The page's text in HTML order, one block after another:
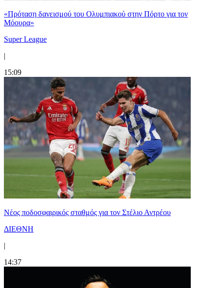
«Πρόταση δανεισμού του Ολυμπιακού στην Πόρτο για τον
Μόουρα»
Super League
|
15:09
Νέος ποδοσφαιρικός σταθμός για τον Στέλιο Αντρέου
ΔΙΕΘΝΗ
|
14:37